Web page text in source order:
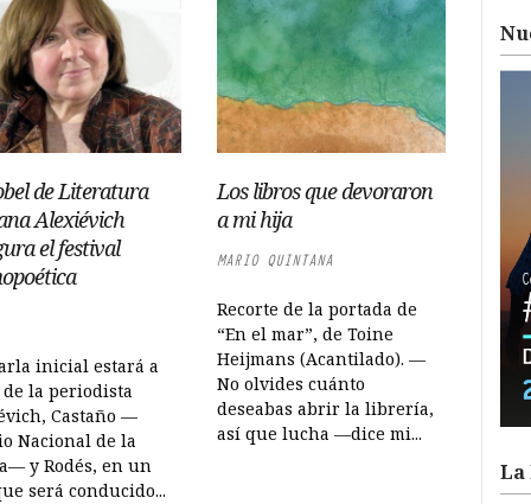
de Literatura
Alexiévich
el festival
inicial estará a
de la periodista
Castaño —
Nacional de la
y Rodés, en un
será conducido...
Los libros que devoraron
a mi hija
MARIO QUINTANA
Recorte de la portada de
“En el mar”, de Toine
Heijmans (Acantilado). —
No olvides cuánto
deseabas abrir la librería,
así que lucha —dice mi...
La